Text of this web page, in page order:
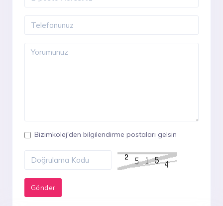
Bizimkolej'den bilgilendirme postaları gelsin